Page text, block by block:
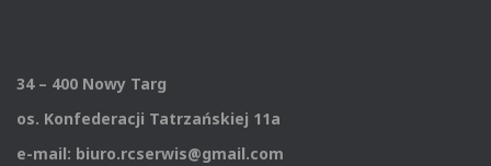
34 – 400 Nowy Targ
os. Konfederacji Tatrzańskiej 11a
e-mail: biuro.rcserwis@gmail.com